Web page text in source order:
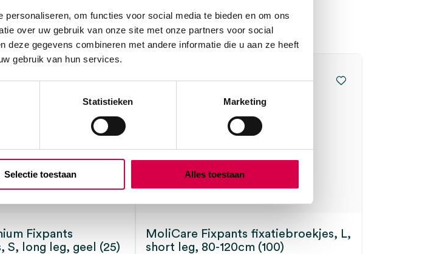
om functies voor social media te bieden en om ons
over uw gebruik van onze site met onze partners voor social
deze gegevens combineren met andere informatie die u aan ze heeft
gebruik van hun services.
Statistieken Marketing
Selectie toestaan Alles toestaan
Fixpants
S, long leg, geel (25)
MoliCare Fixpants fixatiebroekjes, L,
short leg, 80-120cm (100)